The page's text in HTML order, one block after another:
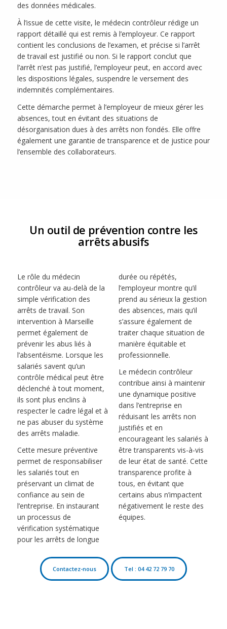
des données médicales.
À l’issue de cette visite, le médecin contrôleur rédige un
rapport détaillé qui est remis à l’employeur. Ce rapport
contient les conclusions de l’examen, et précise si l’arrêt
de travail est justifié ou non. Si le rapport conclut que
l’arrêt n’est pas justifié, l’employeur peut, en accord avec
les dispositions légales, suspendre le versement des
indemnités complémentaires.
Cette démarche permet à l’employeur de mieux gérer les
absences, tout en évitant des situations de
désorganisation dues à des arrêts non fondés. Elle offre
également une garantie de transparence et de justice pour
l’ensemble des collaborateurs.
Un outil de prévention contre les
arrêts abusifs
Le rôle du médecin
contrôleur va au-delà de la
simple vérification des
arrêts de travail. Son
intervention à Marseille
permet également de
prévenir les abus liés à
l’absentéisme. Lorsque les
salariés savent qu’un
contrôle médical peut être
déclenché à tout moment,
ils sont plus enclins à
respecter le cadre légal et à
ne pas abuser du système
des arrêts maladie.
Cette mesure préventive
permet de responsabiliser
les salariés tout en
préservant un climat de
confiance au sein de
l’entreprise. En instaurant
un processus de
vérification systématique
pour les arrêts de longue
durée ou répétés,
l’employeur montre qu’il
prend au sérieux la gestion
des absences, mais qu’il
s’assure également de
traiter chaque situation de
manière équitable et
professionnelle.
Le médecin contrôleur
contribue ainsi à maintenir
une dynamique positive
dans l’entreprise en
réduisant les arrêts non
justifiés et en
encourageant les salariés à
être transparents vis-à-vis
de leur état de santé. Cette
transparence profite à
tous, en évitant que
certains abus n’impactent
négativement le reste des
équipes.
Contactez-nous Tel : 04 42 72 79 70